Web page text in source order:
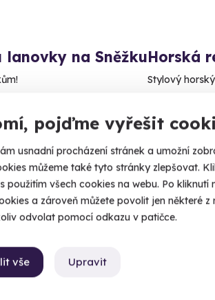
pojďme vyřešit
usnadní procházení stránek a umožní
můžeme také tyto stránky zlepšovat.
použitím všech cookies na webu. Po kliknutí
a zároveň můžete povolit jen některé z
odvolat pomocí odkazu v patičce.
Upravit
vše
na SněžkuHorská
Stylový
Pec pod
Volný